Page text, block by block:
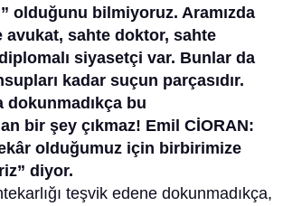
olduğunu bilmiyoruz. Aramızda
avukat, sahte doktor, sahte
siyasetçi var. Bunlar da
kadar suçun parçasıdır.
dokunmadıkça bu
bir şey çıkmaz! Emil CİORAN:
olduğumuz için birbirimize
diyor.
teşvik edene dokunmadıkça,